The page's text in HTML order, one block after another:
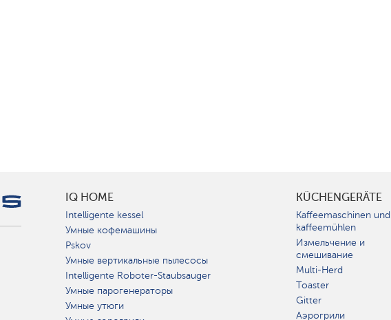
IQ HOME
Intelligente kessel
Умные кофемашины
Pskov
Умные вертикальные пылесосы
Intelligente Roboter-Staubsauger
Умные парогенераторы
Умные утюги
KÜCHENGERÄTE
Kaffeemaschinen und
kaffeemühlen
Измельчение и
смешивание
Multi-Herd
Toaster
Gitter
Аэрогрили